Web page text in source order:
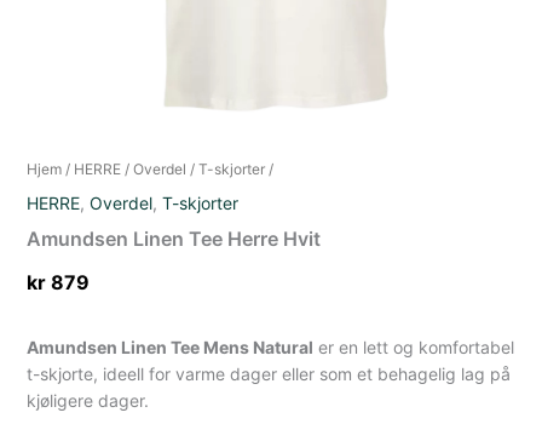
Hjem / HERRE /Overdel /T-skjorter /
HERRE,Overdel,T-skjorter
Amundsen Linen Tee Herre Hvit
kr 879
Amundsen Linen Tee Mens Natural er en lett og komfortabel
t-skjorte, ideell for varme dager eller som et behagelig lag på
kjøligere dager.